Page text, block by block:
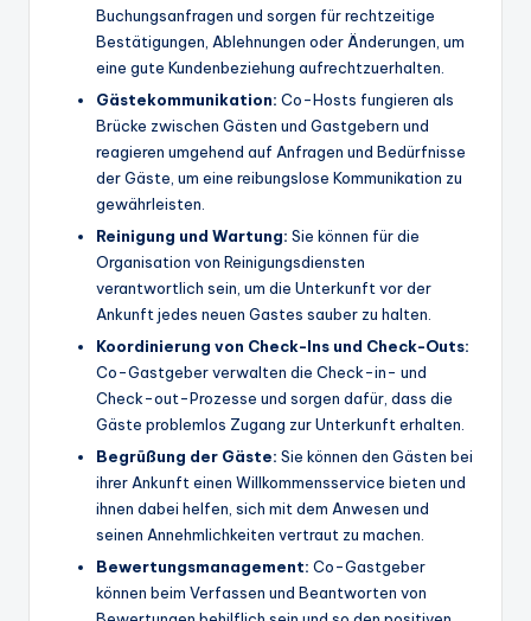
Buchungsanfragen und sorgen für rechtzeitige
Bestätigungen, Ablehnungen oder Änderungen, um
eine gute Kundenbeziehung aufrechtzuerhalten.
Gästekommunikation: Co-Hosts fungieren als
Brücke zwischen Gästen und Gastgebern und
reagieren umgehend auf Anfragen und Bedürfnisse
der Gäste, um eine reibungslose Kommunikation zu
gewährleisten.
Reinigung und Wartung: Sie können für die
Organisation von Reinigungsdiensten
verantwortlich sein, um die Unterkunft vor der
Ankunft jedes neuen Gastes sauber zu halten.
Koordinierung von Check-Ins und Check-Outs:
Co-Gastgeber verwalten die Check-in- und
Check-out-Prozesse und sorgen dafür, dass die
Gäste problemlos Zugang zur Unterkunft erhalten.
Begrüßung der Gäste: Sie können den Gästen bei
ihrer Ankunft einen Willkommensservice bieten und
ihnen dabei helfen, sich mit dem Anwesen und
seinen Annehmlichkeiten vertraut zu machen.
Bewertungsmanagement: Co-Gastgeber
können beim Verfassen und Beantworten von